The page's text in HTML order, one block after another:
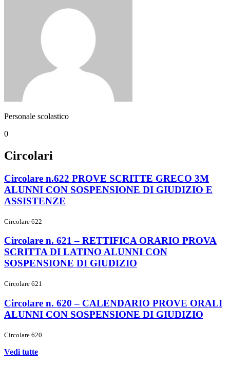
Personale scolastico
0
Circolari
Circolare n.622 PROVE SCRITTE GRECO 3M
ALUNNI CON SOSPENSIONE DI GIUDIZIO E
ASSISTENZE
Circolare 622
Circolare n. 621 – RETTIFICA ORARIO PROVA
SCRITTA DI LATINO ALUNNI CON
SOSPENSIONE DI GIUDIZIO
Circolare 621
Circolare n. 620 – CALENDARIO PROVE ORALI
ALUNNI CON SOSPENSIONE DI GIUDIZIO
Circolare 620
Vedi tutte